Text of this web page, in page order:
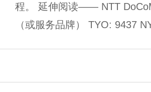
程。 延伸阅读—— NTT
（或服务品牌） TYO: 9437